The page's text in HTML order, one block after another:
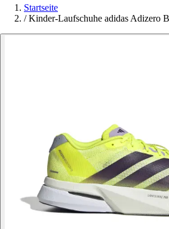
Startseite
/ Kinder-Laufschuhe adidas Adizero